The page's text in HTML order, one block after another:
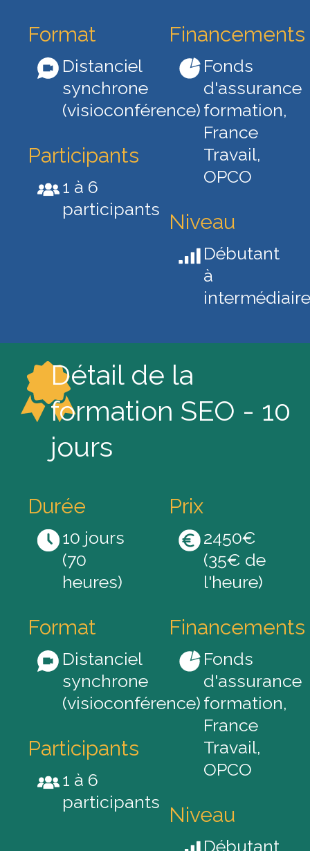
Format
Distanciel
synchrone
(visioconférence)
Participants
1 à 6
participants
Financements
Fonds
d'assurance
formation,
France
Travail,
OPCO
Niveau
Débutant
à
intermédiaire
Détail de la
formation SEO - 10
jours
Durée
10 jours
(70
heures)
Format
Distanciel
synchrone
(visioconférence)
Participants
1 à 6
participants
Prix
2450€
(35€ de
l'heure)
Financements
Fonds
d'assurance
formation,
France
Travail,
OPCO
Niveau
Débutant